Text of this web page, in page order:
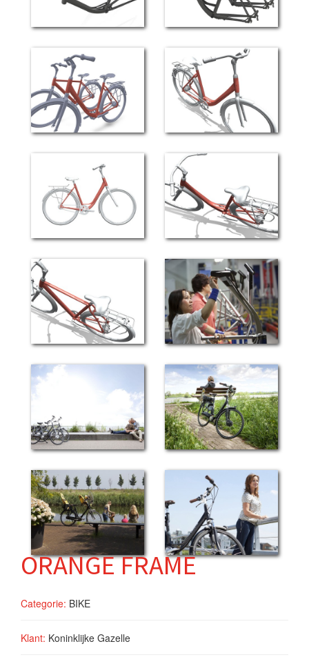
ORANGE FRAME
Categorie: BIKE
Klant: Koninklijke Gazelle